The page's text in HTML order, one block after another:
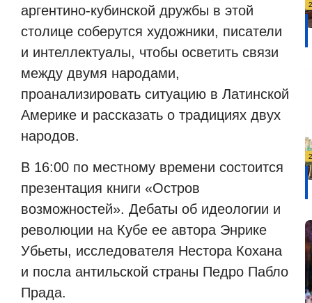
аргентино-кубинской дружбы в этой
столице соберутся художники, писатели
и интеллектуалы, чтобы осветить связи
между двумя народами,
проанализировать ситуацию в Латинской
Америке и рассказать о традициях двух
народов.
В 16:00 по местному времени состоится
презентация книги «Остров
возможностей». Дебаты об идеологии и
революции на Кубе ее автора Энрике
Убьеты, исследователя Нестора Кохана
и посла антильской страны Педро Пабло
Прада.